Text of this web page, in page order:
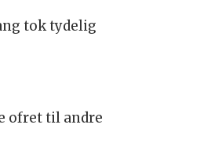
tok tydelig
ofret til andre